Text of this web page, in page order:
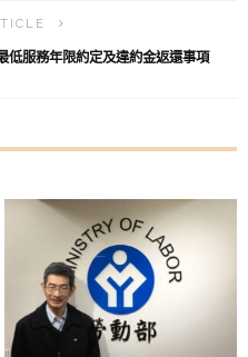
低服務年限約定及違約金返還事項